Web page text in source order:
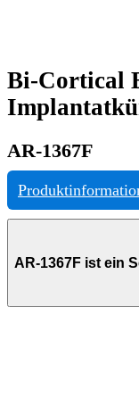
Bi-Cortical
AR-1367F
AR-1367F ist ein